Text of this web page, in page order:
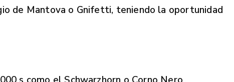
de Mantova o Gnifetti, teniendo la oportunidad